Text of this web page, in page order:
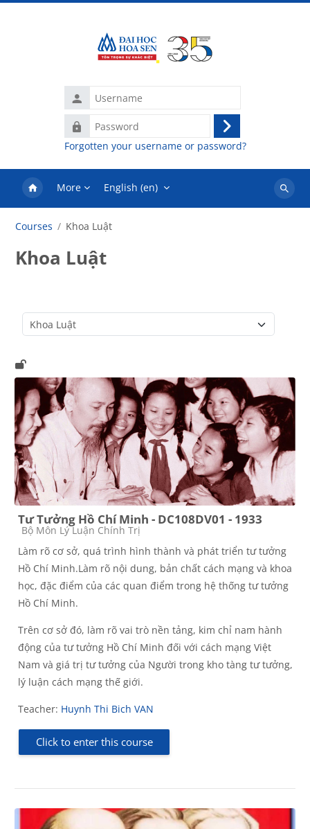
Username
Password
Log
in
Forgotten your username or password?
More English ‎(en)‎
Search
Courses Khoa Luật
Khoa Luật
Tư Tưởng Hồ Chí Minh - DC108DV01 - 1933
Course category
Bộ Môn Lý Luận Chính Trị
Làm rõ cơ sở, quá trình hình thành và phát triển tư tưởng
Hồ Chí Minh.Làm rõ nội dung, bản chất cách mạng và khoa
học, đặc điểm của các quan điểm trong hệ thống tư tưởng
Hồ Chí Minh.
Trên cơ sở đó, làm rõ vai trò nền tảng, kim chỉ nam hành
động của tư tưởng Hồ Chí Minh đối với cách mạng Việt
Nam và giá trị tư tưởng của Người trong kho tàng tư tưởng,
lý luận cách mạng thế giới.
Teacher: Huynh Thi Bich VAN
Click to enter this course